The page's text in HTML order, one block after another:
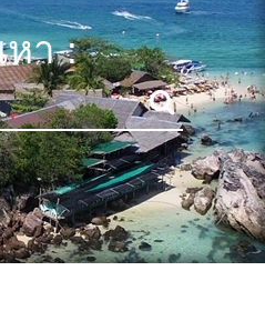
า :